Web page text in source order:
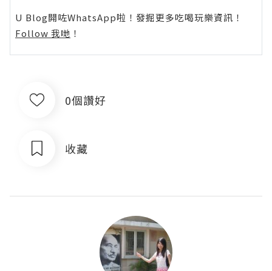
U Blog開咗WhatsApp啦！發掘更多吃喝玩樂資訊！
Follow 我哋 ！
0個讚好
收藏